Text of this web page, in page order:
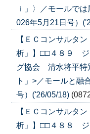
ｉ」〉／モールで
026年5月21日号）
【ＥＣコンサルタ
析」】□□４８９ ジ
グ協会 清水将平特
ト」>／モールと融
号）('26/05/18)
【ＥＣコンサルタ
析」】□□４８８ ジ